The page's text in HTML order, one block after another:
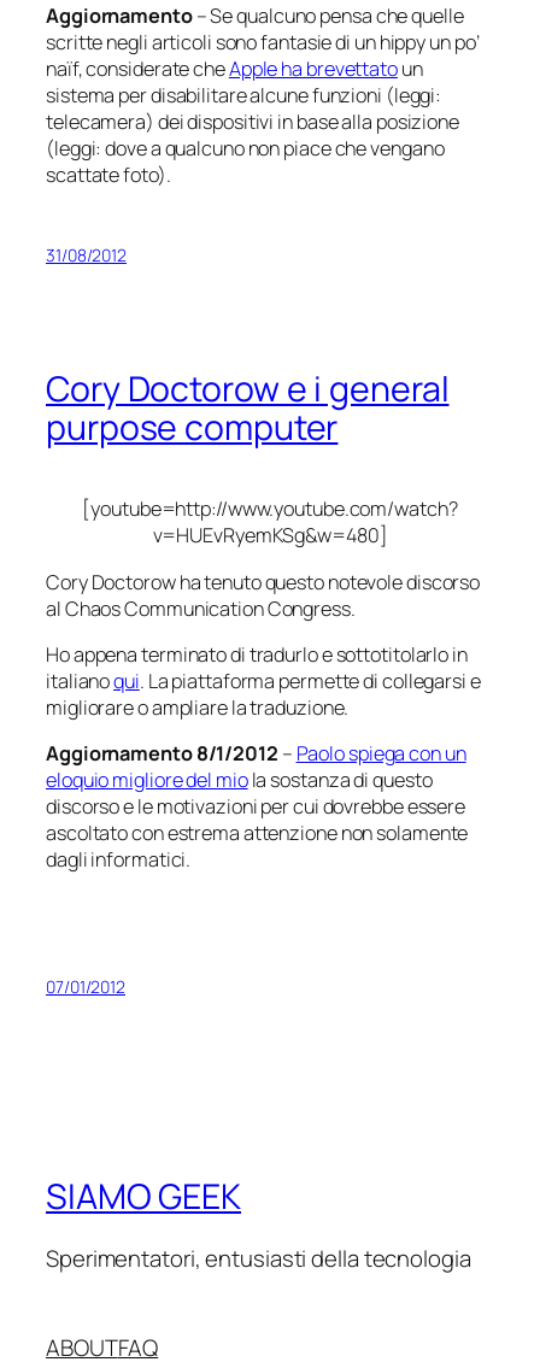
Aggiornamento– Se qualcuno pensa che quelle
scritte negli articoli sono fantasie di un hippy un po’
naïf, considerate cheApple ha brevettatoun
sistema per disabilitare alcune funzioni (leggi:
telecamera) dei dispositivi in base alla posizione
(leggi: dove a qualcuno non piace che vengano
scattate foto).
31/08/2012
Cory Doctorow e i general
purpose computer
[youtube=http://www.youtube.com/watch?
v=HUEvRyemKSg&w=480]
Cory Doctorow ha tenuto questo notevole discorso
al Chaos Communication Congress.
Ho appena terminato di tradurlo e sottotitolarlo in
italianoqui. La piattaforma permette di collegarsi e
migliorare o ampliare la traduzione.
Aggiornamento 8/1/2012 – Paolo spiega con un
eloquio migliore del miola sostanza di questo
discorso e le motivazioni per cui dovrebbe essere
ascoltato con estrema attenzione non solamente
dagli informatici.
07/01/2012
SIAMO GEEK
Sperimentatori, entusiasti della tecnologia
ABOUTFAQ